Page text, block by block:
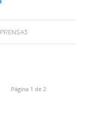
PRENSA3
Página 1 de 2